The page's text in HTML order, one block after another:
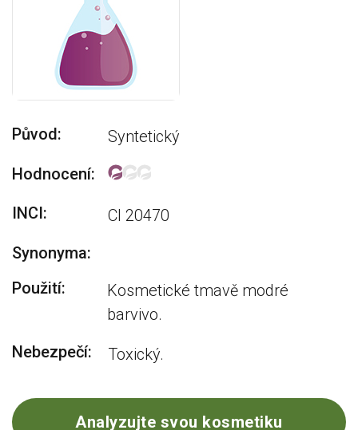
Původ:
Syntetický
Hodnocení:
INCI:
CI 20470
Synonyma:
Použití:
Kosmetické tmavě modré
barvivo.
Nebezpečí:
Toxický.
Analyzujte svou kosmetiku